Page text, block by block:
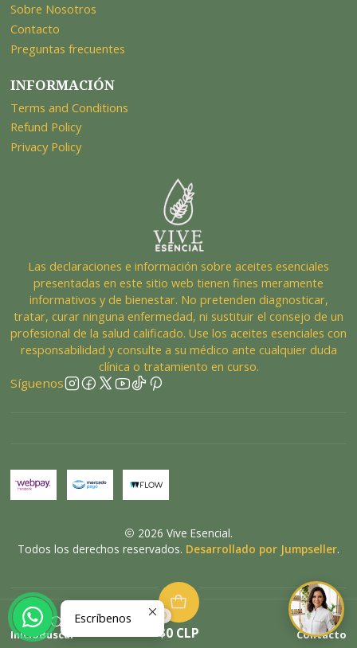
InicioBuscar
0
$0 CLP Contacto
Sobre Nosotros
Contacto
Preguntas frecuentes
INFORMACIÓN
Terms and Conditions
Refund Policy
Privacy Policy
Las declaraciones e información sobre aceites esenciales
presentadas en este sitio web tienen fines meramente
informativos y de bienestar. No pretenden diagnosticar,
tratar, curar ninguna enfermedad, ni sustituir el consejo de un
profesional de la salud calificado. Use los aceites esenciales con
responsabilidad y consulte a su médico ante cualquier duda
clínica o tratamiento en curso.
Síguenos
2026 Vive Esencial.
Todos los derechos reservados. Desarrollado por Jumpseller.
VOLVER ARRIBA
Escríbenos